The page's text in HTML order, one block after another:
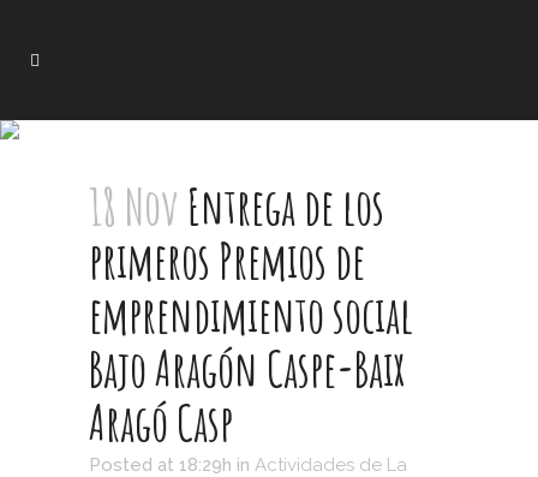
18 Nov Entrega de los
primeros Premios de
emprendimiento social
Bajo Aragón Caspe-Baix
Aragó Casp
Posted at 18:29h in Actividades de La